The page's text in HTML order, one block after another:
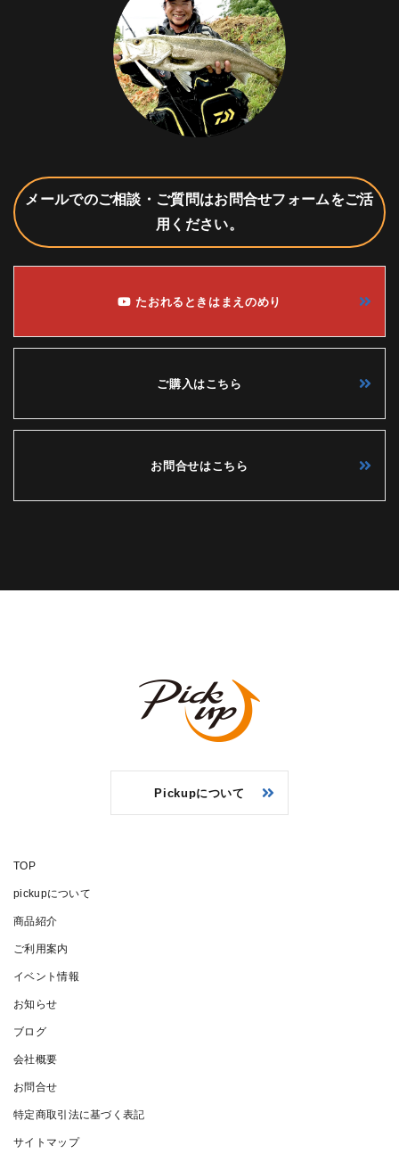
メールでのご相談・ご質問はお問合せフォームをご活
用ください。
たおれるときはまえのめり
ご購入はこちら
お問合せはこちら
Pickupについて
TOP
pickupについて
商品紹介
ご利用案内
イベント情報
お知らせ
ブログ
会社概要
お問合せ
特定商取引法に基づく表記
サイトマップ